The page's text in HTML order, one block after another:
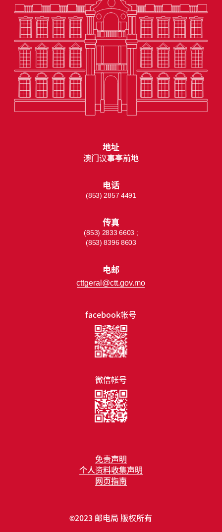
免责声明
个人资料收集声明
网页指南
facebook帐号
微信帐号
地址
澳门议事亭前地
电话
(853) 2857 4491
传真
(853) 2833 6603 ;
(853) 8396 8603
电邮
cttgeral@ctt.gov.mo
©2023 邮电局 版权所有